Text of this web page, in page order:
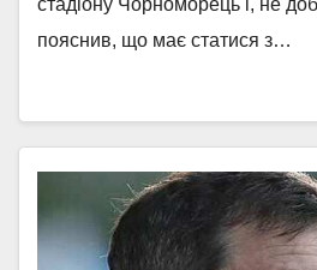
стадіону Чорноморець і, не
пояснив, що має статися з…